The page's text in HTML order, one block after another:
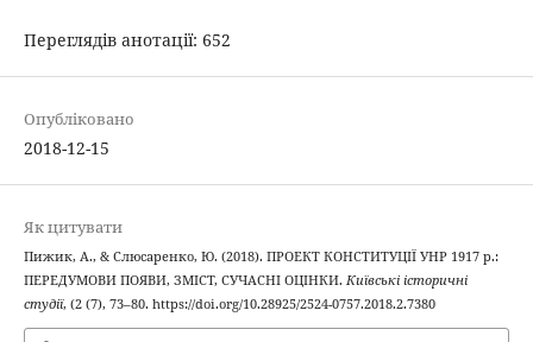
Переглядів анотації: 652
Опубліковано
2018-12-15
Як цитувати
Пижик, А., & Слюсаренко, Ю. (2018). ПРОЕКТ КОНСТИТУЦІЇ УНР 1917 р.:
ПЕРЕДУМОВИ ПОЯВИ, ЗМІСТ, СУЧАСНІ ОЦІНКИ. Київські історичні
студії, (2 (7), 73–80. https://doi.org/10.28925/2524-0757.2018.2.7380